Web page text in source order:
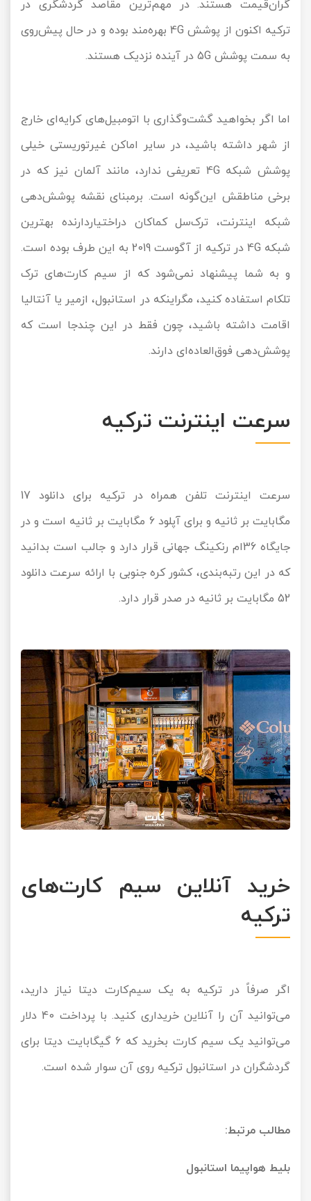
گران‌قیمت هستند. در مهم‌ترین مقاصد گردشگری در
ترکیه اکنون از پوشش 4G بهره‌مند بوده و در حال پیش‌روی
به سمت پوشش‌ 5G در آینده نزدیک هستند.
اما اگر بخواهید گشت‌وگذاری با اتومبیل‌های کرایه‌ای خارج
از شهر داشته باشید، در سایر اماکن غیرتوریستی خیلی
پوشش شبکه 4G تعریفی ندارد، مانند آلمان نیز که در
برخی مناطقش این‌گونه است. برمبنای نقشه پوشش‌دهی
شبکه اینترنت، ترک‌سل کماکان دراختیاردارنده بهترین
شبکه 4G در ترکیه از آگوست 2019 به این طرف بوده است.
و به شما پیشنهاد نمی‌شود که از سیم کارت‌های ترک
تلکام استفاده کنید، مگراینکه در استانبول، ازمیر یا آنتالیا
اقامت داشته باشید، چون فقط در این چندجا است که
پوشش‌دهی فوق‌‎العاده‌ای دارند.
سرعت اینترنت ترکیه
سرعت اینترنت تلفن همراه در ترکیه برای دانلود 17
مگابایت بر ثانیه و برای آپلود 6 مگابایت بر ثانیه است و در
جایگاه 36ام رنکینگ جهانی قرار دارد و جالب است بدانید
که در این رتبه‌بندی، کشور کره‌ جنوبی با ارائه سرعت دانلود
52 مگابایت بر ثانیه در صدر قرار دارد.
خرید آنلاین سیم کارت‌های
ترکیه
اگر صرفاً در ترکیه به یک سیم‌کارت دیتا نیاز دارید،
می‌توانید آن را آنلاین خریداری کنید. با پرداخت 40 دلار
می‌توانید یک سیم کارت بخرید که 6 گیگابایت دیتا برای
گردشگران در استانبول ترکیه روی آن سوار شده است.
مطالب مرتبط:
بلیط هواپیما استانبول